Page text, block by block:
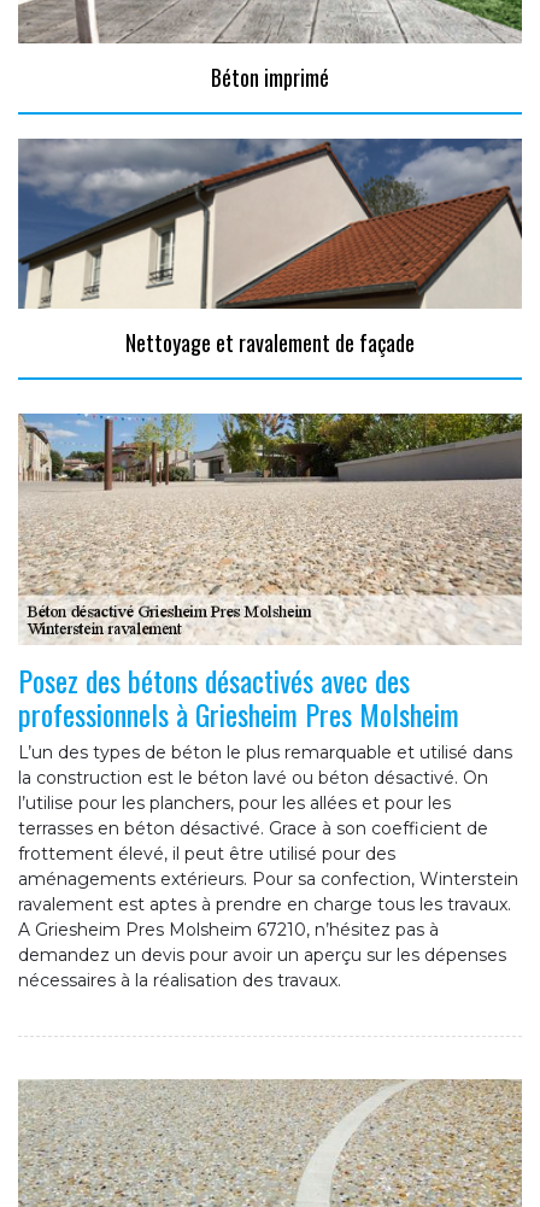
Béton imprimé
Nettoyage et ravalement de façade
Posez des bétons désactivés avec des
professionnels à Griesheim Pres Molsheim
L’un des types de béton le plus remarquable et utilisé dans
la construction est le béton lavé ou béton désactivé. On
l’utilise pour les planchers, pour les allées et pour les
terrasses en béton désactivé. Grace à son coefficient de
frottement élevé, il peut être utilisé pour des
aménagements extérieurs. Pour sa confection, Winterstein
ravalement est aptes à prendre en charge tous les travaux.
A Griesheim Pres Molsheim 67210, n’hésitez pas à
demandez un devis pour avoir un aperçu sur les dépenses
nécessaires à la réalisation des travaux.